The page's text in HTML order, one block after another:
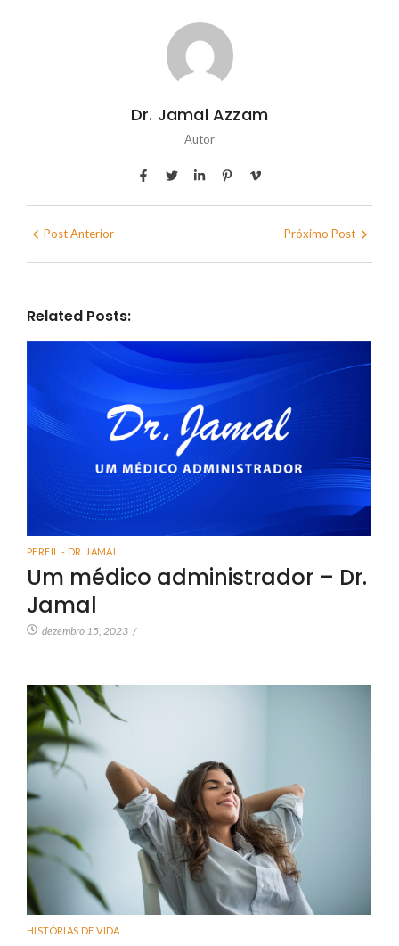
Dr. Jamal Azzam
Autor
Post Anterior Próximo Post
Related Posts:
PERFIL - DR. JAMAL
Um médico administrador – Dr.
Jamal
dezembro 15, 2023 /
HISTÓRIAS DE VIDA